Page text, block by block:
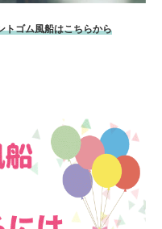
トゴム風船はこちらから